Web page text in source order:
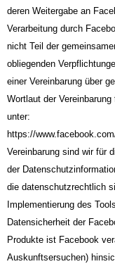
deren Weitergabe an
Verarbeitung durch
nicht Teil der
obliegenden
einer Vereinbarung über
Wortlaut der Vereinbarung
unter:
https://
Vereinbarung sind wir für
der
die datenschutzrechtlich
Implementierung des
Datensicherheit der
Produkte ist Facebook
Auskunftsersuchen)